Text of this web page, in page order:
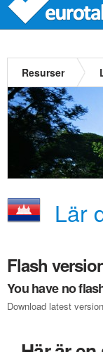
Resurser
Lär
Flash
You have no
Download latest